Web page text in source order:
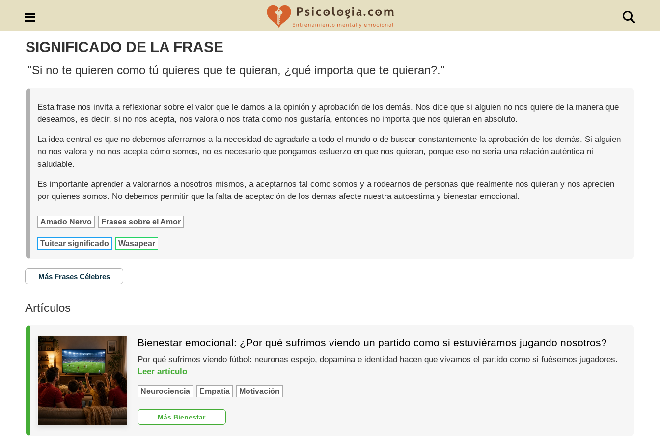
SIGNIFICADO DE LA FRASE
"Si no te quieren como tú quieres que te quieran, ¿qué importa que te quieran?."
Esta frase nos invita a reflexionar sobre el valor que le damos a la opinión y aprobación de los demás. Nos dice que si alguien no nos quiere de la manera que
deseamos, es decir, si no nos acepta, nos valora o nos trata como nos gustaría, entonces no importa que nos quieran en absoluto.
La idea central es que no debemos aferrarnos a la necesidad de agradarle a todo el mundo o de buscar constantemente la aprobación de los demás. Si alguien
no nos valora y no nos acepta cómo somos, no es necesario que pongamos esfuerzo en que nos quieran, porque eso no sería una relación auténtica ni
saludable.
Es importante aprender a valorarnos a nosotros mismos, a aceptarnos tal como somos y a rodearnos de personas que realmente nos quieran y nos aprecien
por quienes somos. No debemos permitir que la falta de aceptación de los demás afecte nuestra autoestima y bienestar emocional.
Amado Nervo Frases sobre el Amor
Tuitear significado Wasapear
Más Frases Célebres
Artículos
Bienestar emocional: ¿Por qué sufrimos viendo un partido como si estuviéramos jugando nosotros?
Por qué sufrimos viendo fútbol: neuronas espejo, dopamina e identidad hacen que vivamos el partido como si fuésemos jugadores.
Leer artículo
Neurociencia Empatía Motivación
Más Bienestar